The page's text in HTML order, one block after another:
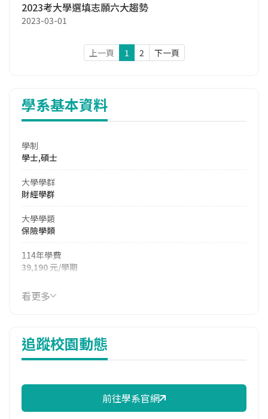
2023考大學選填志願六大趨勢
2023-03-01
上一頁 1 2 下一頁
學系基本資料
學制
學士,碩士
大學學群
財經學群
大學學類
保險學類
114年學費
39,190 元/學期
114年雜費
8,630 元/學期
95.83%
校際選課人數
113學年度下學期
看更多
追蹤校園動態
前往學系官網